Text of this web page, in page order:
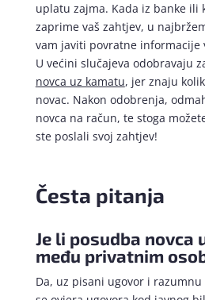
uplatu zajma. Kada iz banke ili
zaprime vaš zahtjev, u
vam javiti povratne informacije
U većini slučajeva odobravaju
novca uz kamatu, jer znaju
novac. Nakon odobrenja,
novca na račun, te stoga
ste poslali svoj zahtjev!
Česta pitanja
Je li posudba novca
među privatnim
Da, uz pisani ugovor i